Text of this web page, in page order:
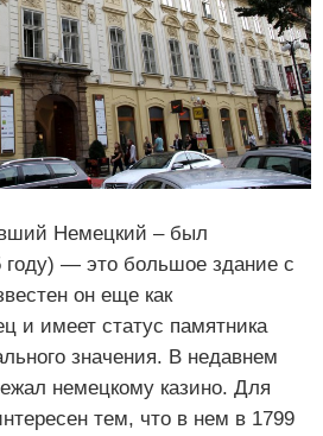
Немецкий – был
году) — это большое здание с
он еще как
и имеет статус памятника
значения. В недавнем
немецкому казино. Для
тем, что в нем в 1799